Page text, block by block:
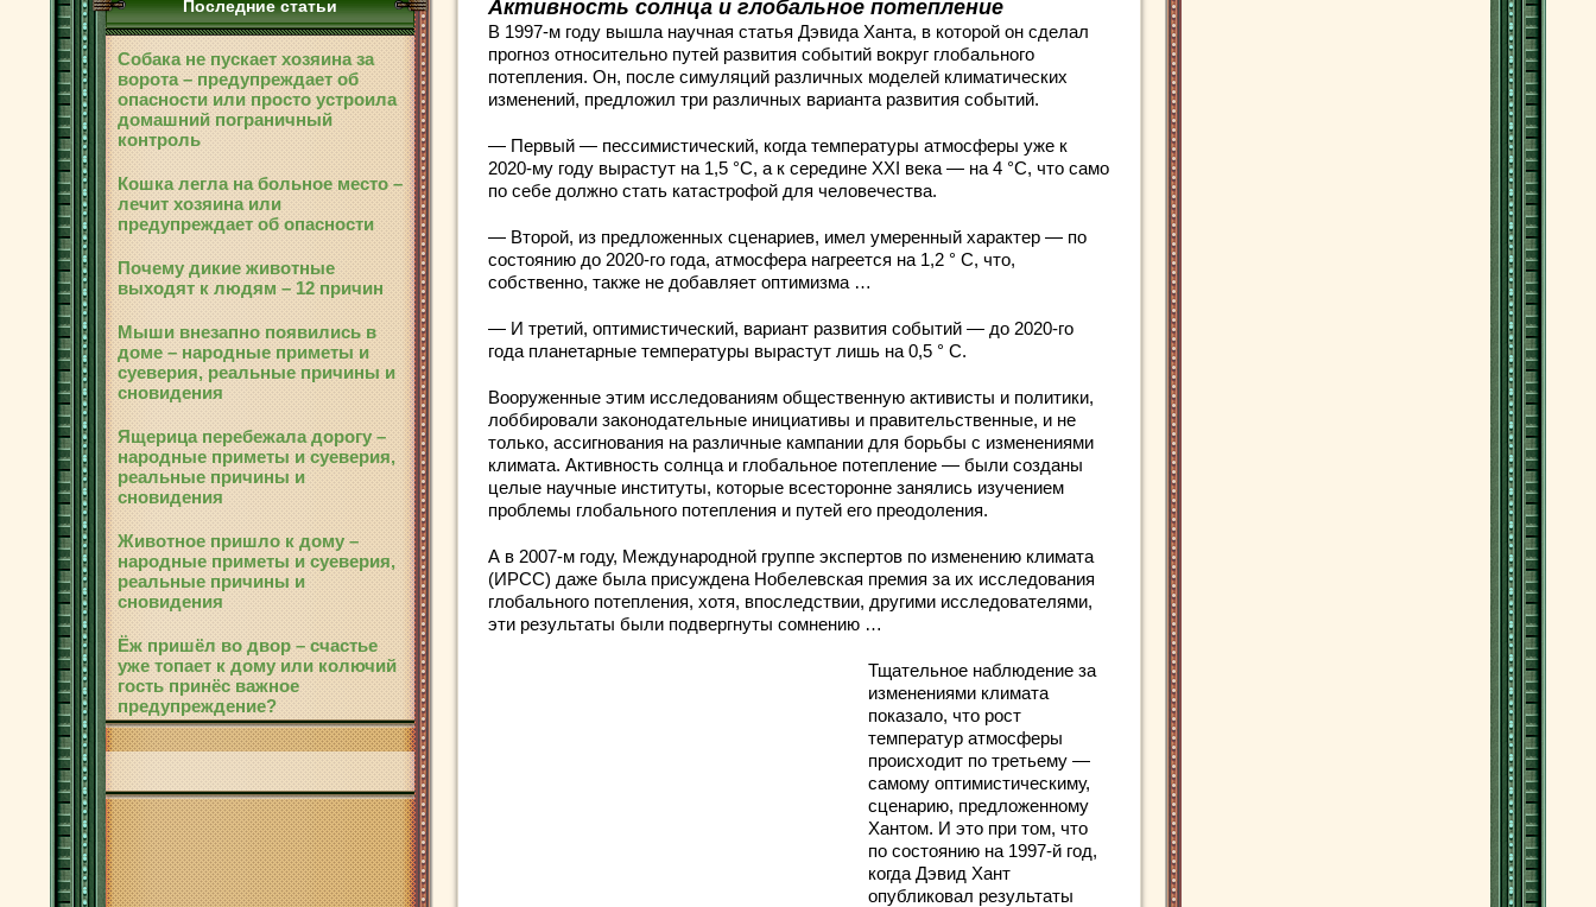
Последние статьи
Собака не пускает хозяина за
ворота – предупреждает об
опасности или просто устроила
домашний пограничный
контроль
Кошка легла на больное место –
лечит хозяина или
предупреждает об опасности
Почему дикие животные
выходят к людям – 12 причин
Мыши внезапно появились в
доме – народные приметы и
суеверия, реальные причины и
сновидения
Ящерица перебежала дорогу –
народные приметы и суеверия,
реальные причины и
сновидения
Животное пришло к дому –
народные приметы и суеверия,
реальные причины и
сновидения
Ёж пришёл во двор – счастье
уже топает к дому или колючий
гость принёс важное
предупреждение?
Активность солнца и глобальное потепление
В 1997-м году вышла научная статья Дэвида Ханта, в которой он сделал
прогноз относительно путей развития событий вокруг глобального
потепления. Он, после симуляций различных моделей климатических
изменений, предложил три различных варианта развития событий.
— Первый — пессимистический, когда температуры атмосферы уже к
2020-му году вырастут на 1,5 °С, а к середине XXI века — на 4 °С, что само
по себе должно стать катастрофой для человечества.
— Второй, из предложенных сценариев, имел умеренный характер — по
состоянию до 2020-го года, атмосфера нагреется на 1,2 ° С, что,
собственно, также не добавляет оптимизма …
— И третий, оптимистический, вариант развития событий — до 2020-го
года планетарные температуры вырастут лишь на 0,5 ° С.
Вооруженные этим исследованиям общественную активисты и политики,
лоббировали законодательные инициативы и правительственные, и не
только, ассигнования на различные кампании для борьбы с изменениями
климата. Активность солнца и глобальное потепление — были созданы
целые научные институты, которые всесторонне занялись изучением
проблемы глобального потепления и путей его преодоления.
А в 2007-м году, Международной группе экспертов по изменению климата
(ИРСС) даже была присуждена Нобелевская премия за их исследования
глобального потепления, хотя, впоследствии, другими исследователями,
эти результаты были подвергнуты сомнению …
Тщательное наблюдение за
изменениями климата
показало, что рост
температур атмосферы
происходит по третьему —
самому оптимистическиму,
сценарию, предложенному
Хантом. И это при том, что
по состоянию на 1997-й год,
когда Дэвид Хант
опубликовал результаты